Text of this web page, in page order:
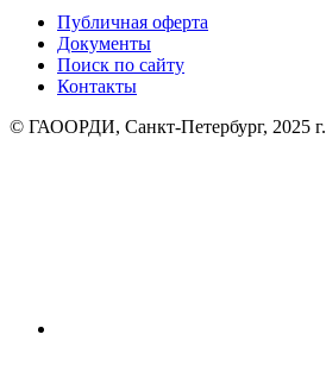
Публичная оферта
Документы
Поиск по сайту
Контакты
© ГАООРДИ, Санкт-Петербург, 2025 г.